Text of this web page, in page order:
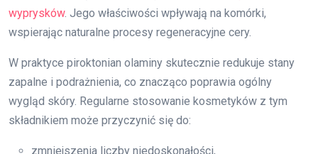
wyprysków. Jego właściwości wpływają na komórki,
wspierając naturalne procesy regeneracyjne cery.
W praktyce piroktonian olaminy skutecznie redukuje stany
zapalne i podrażnienia, co znacząco poprawia ogólny
wygląd skóry. Regularne stosowanie kosmetyków z tym
składnikiem może przyczynić się do:
zmniejszenia liczby niedoskonałości,